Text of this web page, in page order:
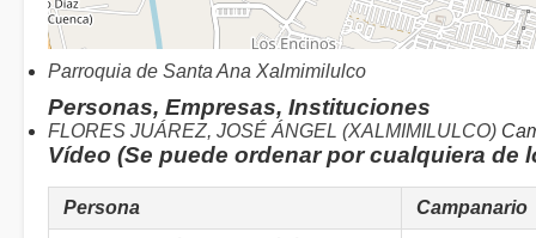
Parroquia de Santa Ana Xalmimilulco
Personas, Empresas, Instituciones
FLORES JUÁREZ, JOSÉ ÁNGEL (XALMIMILULCO)
Vídeo (Se puede ordenar por cualquiera de
Persona Campanario